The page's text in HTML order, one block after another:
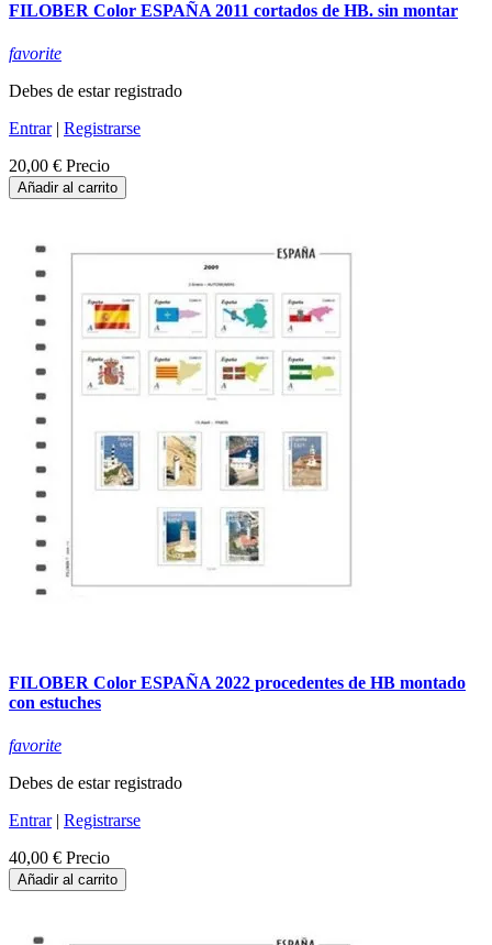
FILOBER Color ESPAÑA 2011 cortados de HB. sin montar
favorite
Debes de estar registrado
Entrar| Registrarse
20,00 € Precio
Añadir al carrito
FILOBER Color ESPAÑA 2022 procedentes de HB montado
con estuches
favorite
Debes de estar registrado
Entrar| Registrarse
40,00 € Precio
Añadir al carrito